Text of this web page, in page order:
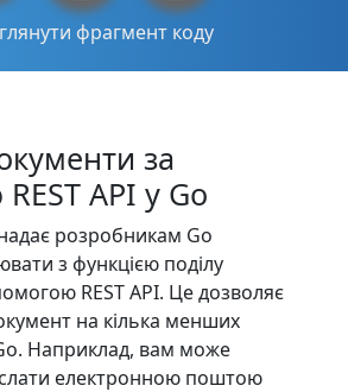
фрагмент коду
за
API у Go
розробникам Go
з функцією поділу
REST API. Це дозволяє
на кілька менших
Наприклад, вам може
електронною поштою